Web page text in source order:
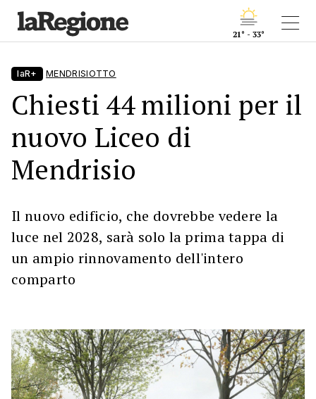
21° - 33°
laR+ MENDRISIOTTO
Chiesti 44 milioni per il
nuovo Liceo di
Mendrisio
Il nuovo edificio, che dovrebbe vedere la
luce nel 2028, sarà solo la prima tappa di
un ampio rinnovamento dell'intero
comparto